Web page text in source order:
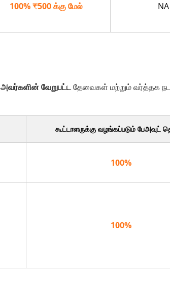
100% ₹500 க்கு மேல் NA
அவர்களின் வேறுபட்டதேவைகள் மற்றும் வர்த்தக
கூட்டாளருக்கு வழங்கப்படும்
100%
100%